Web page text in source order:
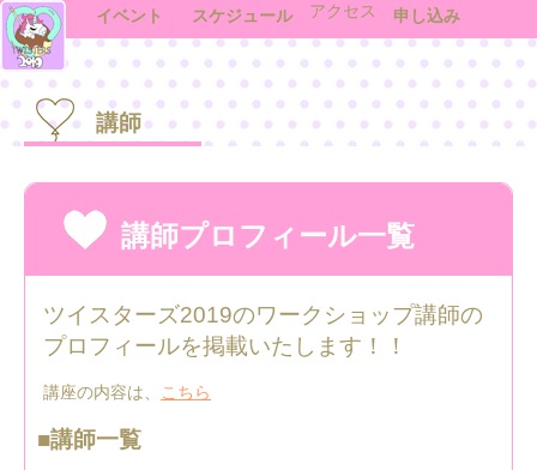
イベント スケジュール アクセス 申し込み
講師
講師プロフィール一覧
ツイスターズ2019のワークショップ講師の
プロフィールを掲載いたします！！
講座の内容は、 こちら
■講師一覧